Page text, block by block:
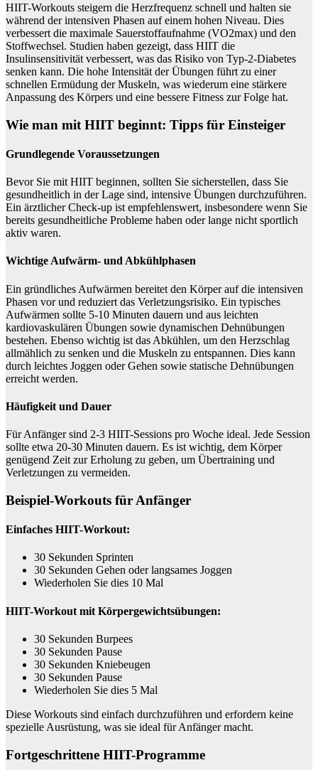
HIIT-Workouts steigern die Herzfrequenz schnell und halten sie
während der intensiven Phasen auf einem hohen Niveau. Dies
verbessert die maximale Sauerstoffaufnahme (VO2max) und den
Stoffwechsel. Studien haben gezeigt, dass HIIT die
Insulinsensitivität verbessert, was das Risiko von Typ-2-Diabetes
senken kann. Die hohe Intensität der Übungen führt zu einer
schnellen Ermüdung der Muskeln, was wiederum eine stärkere
Anpassung des Körpers und eine bessere Fitness zur Folge hat.
Wie man mit HIIT beginnt: Tipps für Einsteiger
Grundlegende Voraussetzungen
Bevor Sie mit HIIT beginnen, sollten Sie sicherstellen, dass Sie
gesundheitlich in der Lage sind, intensive Übungen durchzuführen.
Ein ärztlicher Check-up ist empfehlenswert, insbesondere wenn Sie
bereits gesundheitliche Probleme haben oder lange nicht sportlich
aktiv waren.
Wichtige Aufwärm- und Abkühlphasen
Ein gründliches Aufwärmen bereitet den Körper auf die intensiven
Phasen vor und reduziert das Verletzungsrisiko. Ein typisches
Aufwärmen sollte 5-10 Minuten dauern und aus leichten
kardiovaskulären Übungen sowie dynamischen Dehnübungen
bestehen. Ebenso wichtig ist das Abkühlen, um den Herzschlag
allmählich zu senken und die Muskeln zu entspannen. Dies kann
durch leichtes Joggen oder Gehen sowie statische Dehnübungen
erreicht werden.
Häufigkeit und Dauer
Für Anfänger sind 2-3 HIIT-Sessions pro Woche ideal. Jede Session
sollte etwa 20-30 Minuten dauern. Es ist wichtig, dem Körper
genügend Zeit zur Erholung zu geben, um Übertraining und
Verletzungen zu vermeiden.
Beispiel-Workouts für Anfänger
Einfaches HIIT-Workout:
30 Sekunden Sprinten
30 Sekunden Gehen oder langsames Joggen
Wiederholen Sie dies 10 Mal
HIIT-Workout mit Körpergewichtsübungen:
30 Sekunden Burpees
30 Sekunden Pause
30 Sekunden Kniebeugen
30 Sekunden Pause
Wiederholen Sie dies 5 Mal
Diese Workouts sind einfach durchzuführen und erfordern keine
spezielle Ausrüstung, was sie ideal für Anfänger macht.
Fortgeschrittene HIIT-Programme